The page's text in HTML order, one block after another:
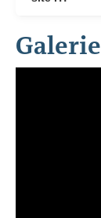
Galerie